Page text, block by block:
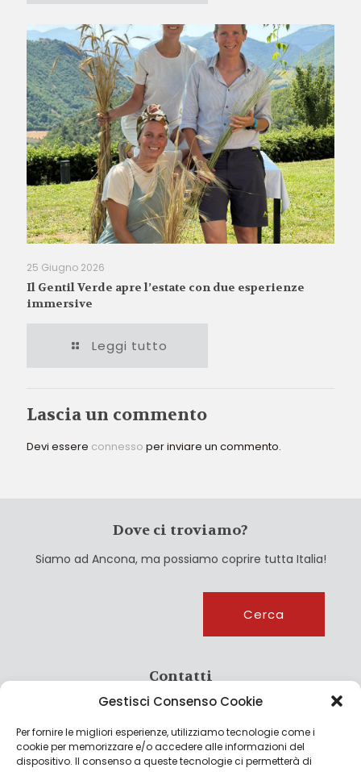
Gestisci Consenso Cookie
Per fornire le migliori esperienze, utilizziamo tecnologie come i
cookie per memorizzare e/o accedere alle informazioni del
dispositivo. Il consenso a queste tecnologie ci permetterà di
25 Giugno 2026
Il Gentil Verde apre l’estate con due esperienze
immersive
Leggi tutto
Lascia un commento
Devi essere connesso per inviare un commento.
Dove ci troviamo?
Siamo ad Ancona, ma possiamo coprire tutta Italia!
Cerca
Contatti
info@culturagroalimentare.com